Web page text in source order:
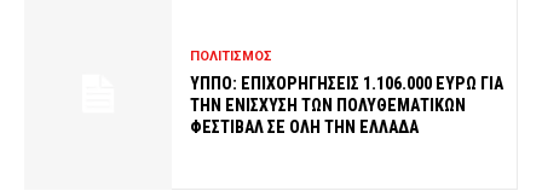
ΠΟΛΙΤΙΣΜΟΣ
ΥΠΠΟ: ΕΠΙΧΟΡΗΓΗΣΕΙΣ 1.106.000 ΕΥΡΩ ΓΙΑ
ΤΗΝ ΕΝΙΣΧΥΣΗ ΤΩΝ ΠΟΛΥΘΕΜΑΤΙΚΩΝ
ΦΕΣΤΙΒΑΛ ΣΕ ΟΛΗ ΤΗΝ ΕΛΛΑΔΑ